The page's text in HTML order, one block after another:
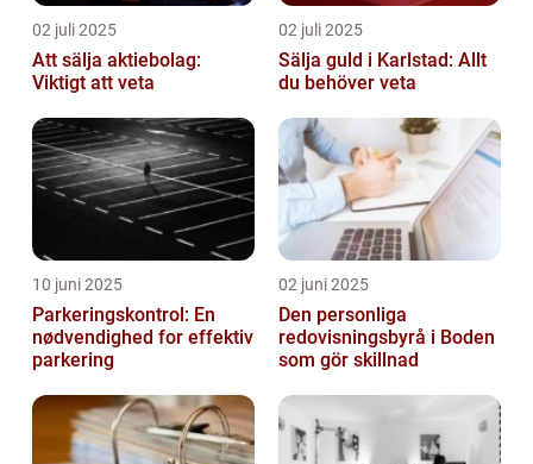
02 juli 2025
Att sälja aktiebolag:
Viktigt att veta
02 juli 2025
Sälja guld i Karlstad: Allt
du behöver veta
10 juni 2025
Parkeringskontrol: En
nødvendighed for effektiv
parkering
02 juni 2025
Den personliga
redovisningsbyrå i Boden
som gör skillnad